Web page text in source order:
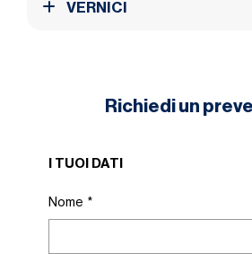
VERNICI
Richiedi un
I TUOI DATI
Nome *